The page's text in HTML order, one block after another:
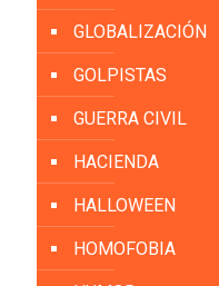
GLOBALIZACIÓN
GOLPISTAS
GUERRA CIVIL
HACIENDA
HALLOWEEN
HOMOFOBIA